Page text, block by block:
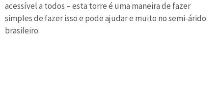
acessível a todos – esta torre é uma maneira de fazer
simples de fazer isso e pode ajudar e muito no semi-árido
brasileiro.